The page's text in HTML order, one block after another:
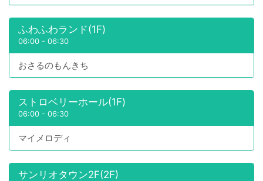
ふわふわランド(1F)
06:00 - 06:30
おさるのもんきち
ストロベリーホール(1F)
06:00 - 06:30
マイメロディ
サンリオタウン2F(2F)